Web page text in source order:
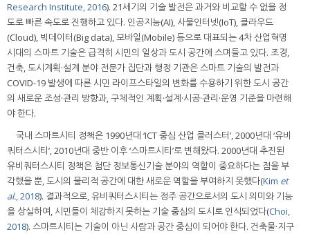
Research Institute, 2016). 21세기의 기술 발전은 과거와 비교할 수 없을 정
도로 빠른 속도로 진행하고 있다. 인공지능(AI), 사물인터넷(IoT), 클라우드
(Cloud), 빅데이터(Big data), 모바일(Mobile) 등으로 대표되는 4차 산업혁명
시대의 스마트 기술은 급격히 시민의 일상과 도시 공간에 스며들고 있다. 조경,
건축, 도시계획·설계 분야 전문가 집단과 행정 기관은 스마트 기술의 발전과
COVID-19 발생에 따른 시민 라이프스타일의 변화를 수용하기 위한 도시 공간
의 새로운 조성·관리 방향과, 구체적인 계획·설계·시공·관리·운영 기준을 마련해
야 한다.
국내 스마트시티 정책은 1990년대 ‘ICT 중심 산업 클러스터’, 2000년대 ‘유비
쿼터스시티’, 2010년대 중반 이후 ‘스마트시티’로 변해왔다. 2000년대 추진된
유비쿼터스시티 정책은 첨단 정보통신기술 분야의 역할이 중요하다는 점을 부
각했을 뿐, 도시의 물리적 공간에 대한 새로운 역할을 부여하지 못했다(Kim et
al., 2018). 결과적으로, 유비쿼터스시티는 정주 공간으로서의 도시 의미와 기능
을 상실하여, 시민들이 체감하지 못하는 기술 중심의 도시로 인식되었다(Choi,
2018). 스마트시티는 기술이 아닌 사람과 공간 중심이 되어야 한다. 건축물·지구